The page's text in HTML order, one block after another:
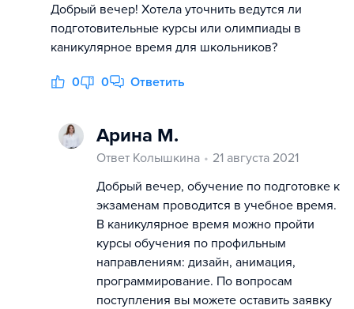
Добрый вечер! Хотела уточнить ведутся ли
подготовительные курсы или олимпиады в
каникулярное время для школьников?
0 0 Ответить
Арина М.
Ответ Колышкина
21 августа 2021
Добрый вечер, обучение по подготовке к
экзаменам проводится в учебное время.
В каникулярное время можно пройти
курсы обучения по профильным
направлениям: дизайн, анимация,
программирование. По вопросам
поступления вы можете оставить заявку